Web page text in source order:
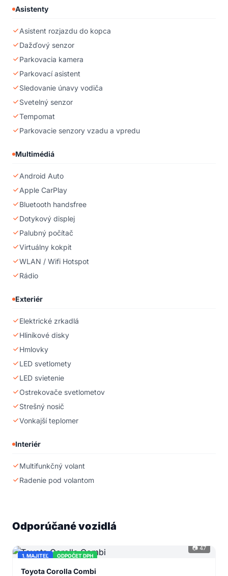
Asistenty
Asistent rozjazdu do kopca
Dažďový senzor
Parkovacia kamera
Parkovací asistent
Sledovanie únavy vodiča
Svetelný senzor
Tempomat
Parkovacie senzory vzadu a vpredu
Multimédiá
Android Auto
Apple CarPlay
Bluetooth handsfree
Dotykový displej
Palubný počítač
Virtuálny kokpit
WLAN / Wifi Hotspot
Rádio
Exteriér
Elektrické zrkadlá
Hliníkové disky
Hmlovky
LED svetlomety
LED svietenie
Ostrekovače svetlometov
Strešný nosič
Vonkajší teplomer
Interiér
Multifunkčný volant
Radenie pod volantom
Odporúčané vozidlá
1. MAJITEĽ ODPOČET DPH
📷 47
+43
Toyota Corolla Combi